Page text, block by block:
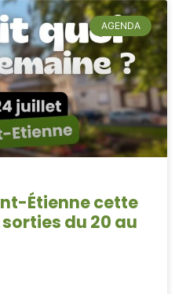
AGENDA
Étienne cette
du 20 au